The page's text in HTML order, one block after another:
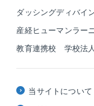
ダッシングディバイ
産経ヒューマンラー
教育連携校 学校法
当サイトについて